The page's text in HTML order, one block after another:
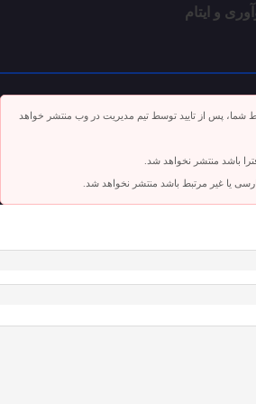
و ایتام
شما، پس از تایید توسط تیم مدیریت در وب منتشر خواهد
باشد منتشر نخواهد شد.
یا غیر مرتبط باشد منتشر نخواهد شد.